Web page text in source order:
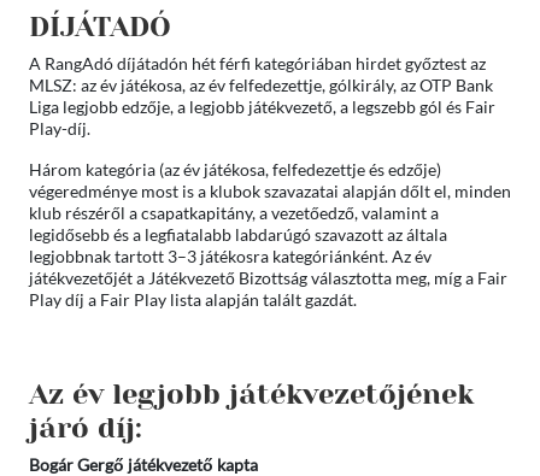
DÍJÁTADÓ
A RangAdó díjátadón hét férfi kategóriában hirdet győztest az
MLSZ: az év játékosa, az év felfedezettje, gólkirály, az OTP Bank
Liga legjobb edzője, a legjobb játékvezető, a legszebb gól és Fair
Play-díj.
Három kategória (az év játékosa, felfedezettje és edzője)
végeredménye most is a klubok szavazatai alapján dőlt el, minden
klub részéről a csapatkapitány, a vezetőedző, valamint a
legidősebb és a legfiatalabb labdarúgó szavazott az általa
legjobbnak tartott 3–3 játékosra kategóriánként. Az év
játékvezetőjét a Játékvezető Bizottság választotta meg, míg a Fair
Play díj a Fair Play lista alapján talált gazdát.
Az év legjobb játékvezetőjének
járó díj:
Bogár Gergő játékvezető kapta